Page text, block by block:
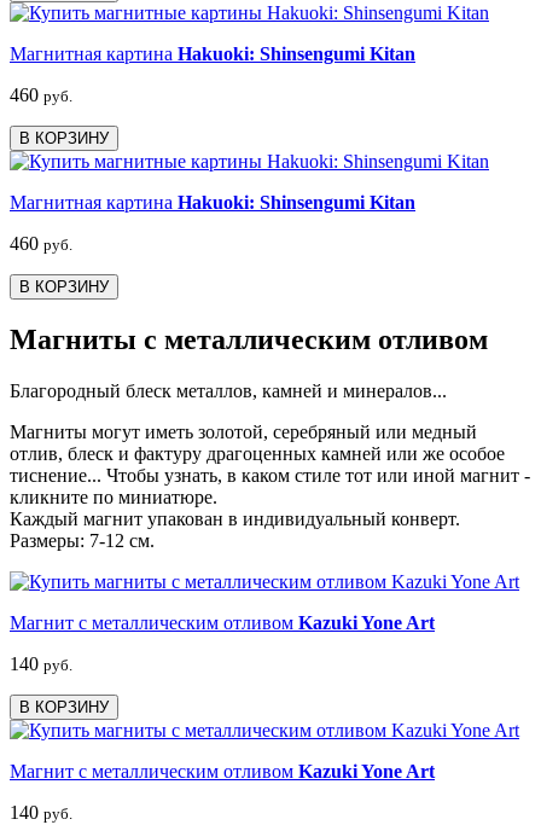
Магнитная картина Hakuoki: Shinsengumi Kitan
460 руб.
В КОРЗИНУ
Магнитная картина Hakuoki: Shinsengumi Kitan
460 руб.
В КОРЗИНУ
Магниты с металлическим отливом
Благородный блеск металлов, камней и минералов...
Магниты могут иметь золотой, серебряный или медный
отлив, блеск и фактуру драгоценных камней или же особое
тиснение... Чтобы узнать, в каком стиле тот или иной магнит -
кликните по миниатюре.
Каждый магнит упакован в индивидуальный конверт.
Размеры: 7-12 см.
Магнит с металлическим отливом Kazuki Yone Art
140 руб.
В КОРЗИНУ
Магнит с металлическим отливом Kazuki Yone Art
140 руб.